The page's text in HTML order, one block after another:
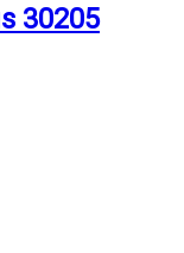
30205